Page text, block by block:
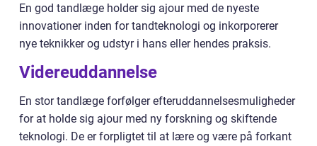
En god tandlæge holder sig ajour med de nyeste
innovationer inden for tandteknologi og inkorporerer
nye teknikker og udstyr i hans eller hendes praksis.
Videreuddannelse
En stor tandlæge forfølger efteruddannelsesmuligheder
for at holde sig ajour med ny forskning og skiftende
teknologi. De er forpligtet til at lære og være på forkant